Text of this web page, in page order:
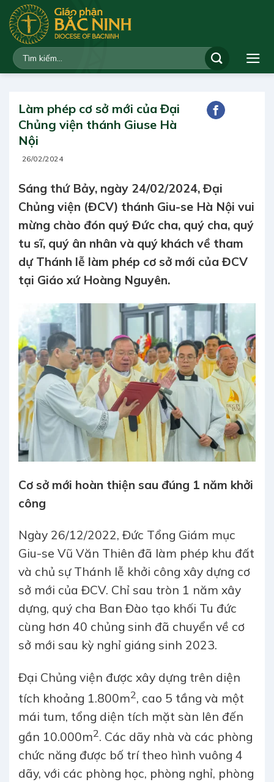
qua
dung
Làm phép cơ sở mới của Đại
Chủng viện thánh Giuse Hà
Nội
26/02/2024
Sáng thứ Bảy, ngày 24/02/2024, Đại
Chủng viện (ĐCV) thánh Giu-se Hà Nội vui
mừng chào đón quý Đức cha, quý cha, quý
tu sĩ, quý ân nhân và quý khách về tham
dự Thánh lễ làm phép cơ sở mới của ĐCV
tại Giáo xứ Hoàng Nguyên.
Cơ sở mới hoàn thiện sau đúng 1 năm khởi
công
Ngày 26/12/2022, Đức Tổng Giám mục
Giu-se Vũ Văn Thiên đã làm phép khu đất
và chủ sự Thánh lễ khởi công xây dựng cơ
sở mới của ĐCV. Chỉ sau tròn 1 năm xây
dựng, quý cha Ban Đào tạo khối Tu đức
cùng hơn 40 chủng sinh đã chuyển về cơ
sở mới sau kỳ nghỉ giáng sinh 2023.
Đại Chủng viện được xây dựng trên diện
tích khoảng 1.800m2, cao 5 tầng và một
mái tum, tổng diện tích mặt sàn lên đến
gần 10.000m2. Các dãy nhà và các phòng
chức năng được bố trí theo hình vuông 4
dãy, với các phòng học, phòng nghỉ, phòng